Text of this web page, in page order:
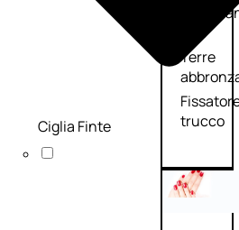
viso
Terre
trucco
Ciglia Finte